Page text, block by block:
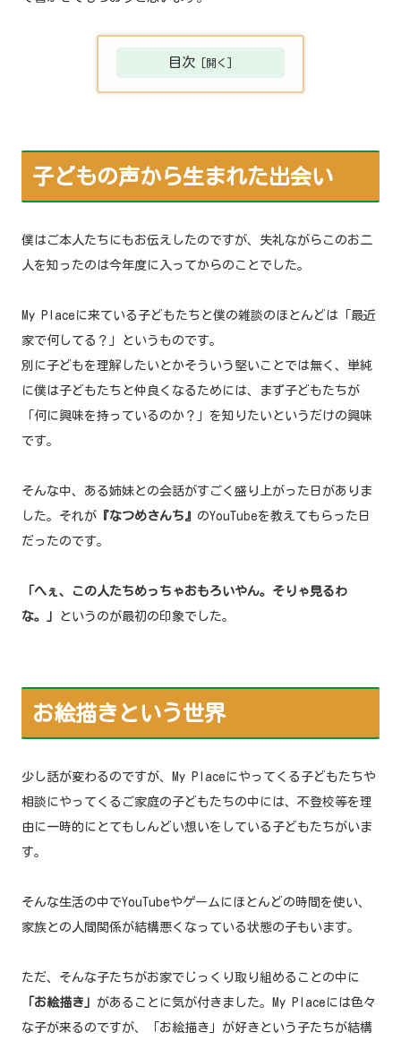
目次
子どもの声から生まれた出会い
僕はご本人たちにもお伝えしたのですが、失礼ながらこのお二
人を知ったのは今年度に入ってからのことでした。
My Placeに来ている子どもたちと僕の雑談のほとんどは「最近
家で何してる？」というものです。
別に子どもを理解したいとかそういう堅いことでは無く、単純
に僕は子どもたちと仲良くなるためには、まず子どもたちが
「何に興味を持っているのか？」を知りたいというだけの興味
です。
そんな中、ある姉妹との会話がすごく盛り上がった日がありま
した。それが 『なつめさんち』 のYouTubeを教えてもらった日
だったのです。
「へぇ、この人たちめっちゃおもろいやん。そりゃ見るわ
な。」
というのが最初の印象でした。
お絵描きという世界
少し話が変わるのですが、My Placeにやってくる子どもたちや
相談にやってくるご家庭の子どもたちの中には、不登校等を理
由に一時的にとてもしんどい想いをしている子どもたちがいま
す。
そんな生活の中でYouTubeやゲームにほとんどの時間を使い、
家族との人間関係が結構悪くなっている状態の子もいます。
ただ、そんな子たちがお家でじっくり取り組めることの中に
「お絵描き」 があることに気が付きました。My Placeには色々
な子が来るのですが、「お絵描き」が好きという子たちが結構